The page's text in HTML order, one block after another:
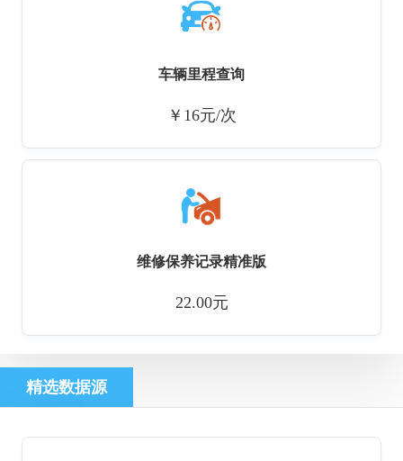
车辆里程查询
￥16元/次
维修保养记录精准版
22.00元
精选数据源